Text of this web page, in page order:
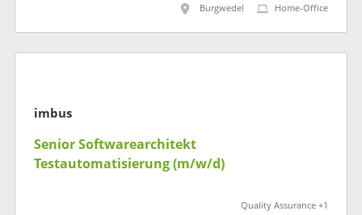
Burgwedel
Home-Office
imbus
Senior Softwarearchitekt
Testautomatisierung (m/w/d)
Quality Assurance +1